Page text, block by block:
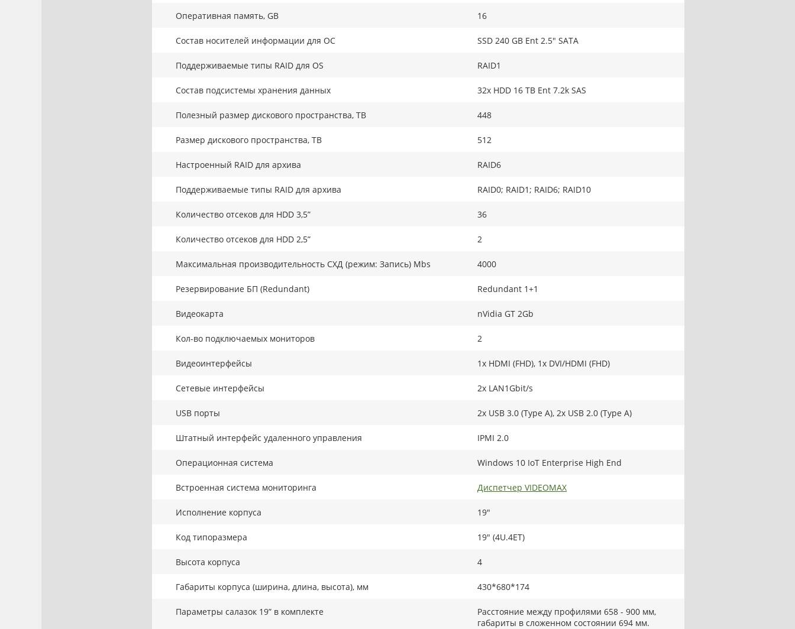
Оперативная память, GB 16
Состав носителей информации для ОС SSD 240 GB Ent 2.5" SATA
Поддерживаемые типы RAID для OS RAID1
Состав подсистемы хранения данных 32x HDD 16 TB Ent 7.2k SAS
Полезный размер дискового пространства, TB 448
Размер дискового пространства, ТB 512
Настроенный RAID для архива RAID6
Поддерживаемые типы RAID для архива RAID0; RAID1; RAID6; RAID10
Количество отсеков для HDD 3,5” 36
Количество отсеков для HDD 2,5” 2
Максимальная производительность СХД (режим: Запись) Mbs 4000
Резервирование БП (Redundant) Redundant 1+1
Видеокарта nVidia GT 2Gb
Кол-во подключаемых мониторов 2
Видеоинтерфейсы 1x HDMI (FHD), 1x DVI/HDMI (FHD)
Сетевые интерфейсы 2x LAN1Gbit/s
USB порты 2x USB 3.0 (Type A), 2x USB 2.0 (Type A)
Штатный интерфейс удаленного управления IPMI 2.0
Операционная система Windows 10 IoT Enterprise High End
Встроенная система мониторинга Диспетчер VIDEOMAX
Исполнение корпуса 19"
Код типоразмера 19" (4U.4ET)
Высота корпуса 4
Габариты корпуса (ширина, длина, высота), мм 430*680*174
Параметры салазок 19” в комплекте
Расстояние между профилями 658 - 900 мм,
габариты в сложенном состоянии 694 мм.